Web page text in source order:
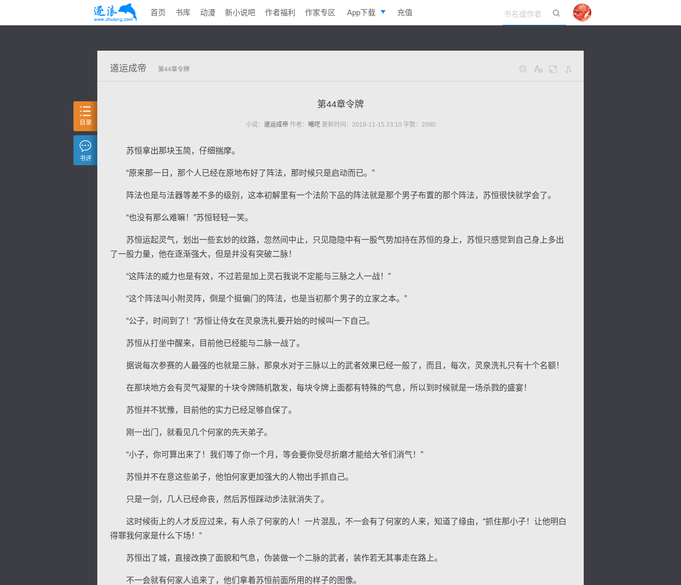
首页 书库 动漫 新小说吧 作者福利 作家专区 App下载 充值
道运成帝 第44章令牌
背 字 宽
第44章令牌
小说： 道运成帝 作者： 曦呓更新时间：2018-11-15 23:10 字数：2090
苏恒拿出那块玉简，仔细揣摩。
“原来那一日，那个人已经在原地布好了阵法，那时候只是启动而已。”
阵法也是与法器等差不多的级别，这本初解里有一个法阶下品的阵法就是那个男子布置的那个阵法，苏恒很快就学会了。
“也没有那么难嘛！”苏恒轻轻一笑。
苏恒运起灵气，划出一些玄妙的纹路，忽然间中止，只见隐隐中有一股气势加持在苏恒的身上，苏恒只感觉到自己身上多出
了一股力量，他在逐渐强大，但是并没有突破二脉！
“这阵法的威力也是有效，不过若是加上灵石我说不定能与三脉之人一战！”
“这个阵法叫小附灵阵，倒是个挺偏门的阵法，也是当初那个男子的立家之本。”
“公子，时间到了！”苏恒让侍女在灵泉洗礼要开始的时候叫一下自己。
苏恒从打坐中醒来，目前他已经能与二脉一战了。
据说每次参赛的人最强的也就是三脉，那泉水对于三脉以上的武者效果已经一般了，而且，每次，灵泉洗礼只有十个名额！
在那块地方会有灵气凝聚的十块令牌随机散发，每块令牌上面都有特殊的气息，所以到时候就是一场杀戮的盛宴！
苏恒并不犹豫，目前他的实力已经足够自保了。
刚一出门，就看见几个何家的先天弟子。
“小子，你可算出来了！我们等了你一个月，等会要你受尽折磨才能给大爷们消气！”
苏恒并不在意这些弟子，他怕何家更加强大的人物出手抓自己。
只是一剑，几人已经命丧，然后苏恒踩动步法就消失了。
这时候街上的人才反应过来，有人杀了何家的人！一片混乱，不一会有了何家的人来，知道了缘由，“抓住那小子！让他明白
得罪我何家是什么下场！”
苏恒出了城，直接改换了面貌和气息，伪装做一个二脉的武者，装作若无其事走在路上。
不一会就有何家人追来了，他们拿着苏恒前面所用的样子的图像。
目录
书评